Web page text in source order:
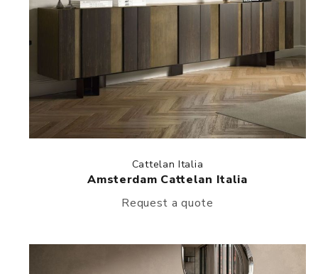
Cattelan Italia
Amsterdam Cattelan Italia
Request a quote